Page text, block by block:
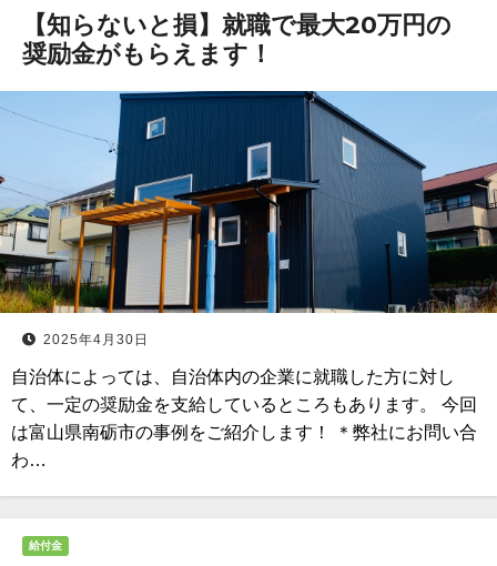
【知らないと損】就職で最大20万円の
奨励金がもらえます！
2025年4月30日
自治体によっては、自治体内の企業に就職した方に対し
て、一定の奨励金を支給しているところもあります。 今回
は富山県南砺市の事例をご紹介します！ ＊弊社にお問い合
わ…
給付金